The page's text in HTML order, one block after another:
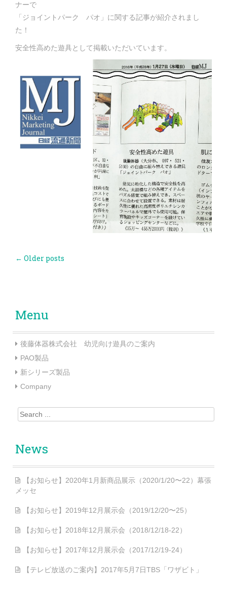
ナーで
「ジョイントパーク パオ」に関する記事が紹介されまし
た！
安全性高めた遊具として掲載いただいています。
← Older posts
Menu
後藤体器株式会社 幼児向け遊具のご案内
PAO製品
新シリーズ製品
Company
Search for:
News
【お知らせ】2020年1月新商品展示（2020/1/20〜22）幕張
メッセ
【お知らせ】2019年12月展示会（2019/12/20〜25）
【お知らせ】2018年12月展示会（2018/12/18-22）
【お知らせ】2017年12月展示会（2017/12/19-24）
【テレビ放送のご案内】2017年5月7日TBS「ワザビト」